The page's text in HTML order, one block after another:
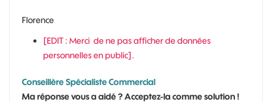
Florence
[EDIT : Merci de ne pas afficher de données
personnelles en public].
Conseillère Spécialiste Commercial
Ma réponse vous a aidé ? Acceptez-la comme solution !